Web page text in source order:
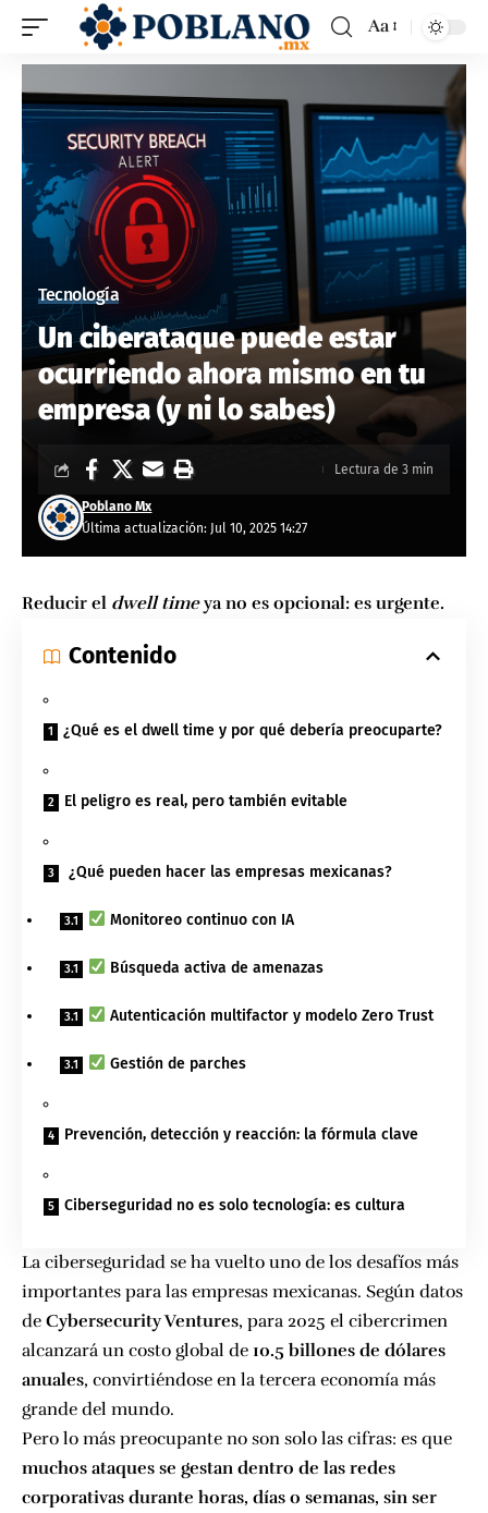
Aa
Tecnología
Un ciberataque puede estar
ocurriendo ahora mismo en tu
empresa (y ni lo sabes)
Última actualización: Jul 10, 2025 14:27
Poblano Mx
Lectura de 3 min
Reducir el dwell timeya no es opcional: es urgente.
Contenido
¿Qué es el dwell time y por qué debería preocuparte?
El peligro es real, pero también evitable
️ ¿Qué pueden hacer las empresas mexicanas?
Monitoreo continuo con IA
Búsqueda activa de amenazas
Autenticación multifactor y modelo Zero Trust
Gestión de parches
Prevención, detección y reacción: la fórmula clave
Ciberseguridad no es solo tecnología: es cultura
La ciberseguridad se ha vuelto uno de los desafíos más
importantes para las empresas mexicanas. Según datos
de Cybersecurity Ventures, para 2025 el cibercrimen
alcanzará un costo global de 10.5 billones de dólares
anuales, convirtiéndose en la tercera economía más
grande del mundo.
Pero lo más preocupante no son solo las cifras: es que
muchos ataques se gestan dentro de las redes
corporativas durante horas, días o semanas, sin ser